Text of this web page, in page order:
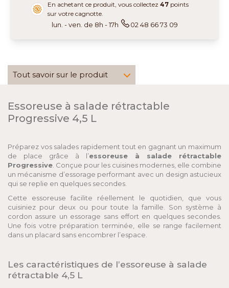
En achetant ce produit, vous collectez47 points
sur votre cagnotte.
lun. - ven. de 8h - 17h 02 48 66 73 09
Tout savoir sur le produit
Essoreuse à salade rétractable
Progressive 4,5 L
Préparez vos salades rapidement tout en gagnant un maximum
de place grâce à l’essoreuse à salade rétractable
Progressive . Conçue pour les cuisines modernes, elle combine
un mécanisme d’essorage performant avec un design astucieux
qui se replie en quelques secondes.
Cette essoreuse facilite réellement le quotidien, que vous
cuisiniez pour deux ou pour toute la famille. Son système à
cordon assure un essorage sans effort en quelques secondes.
Une fois votre préparation terminée, elle se range facilement
dans un placard sans encombrer l’espace.
Les caractéristiques de l’essoreuse à salade
rétractable 4,5 L